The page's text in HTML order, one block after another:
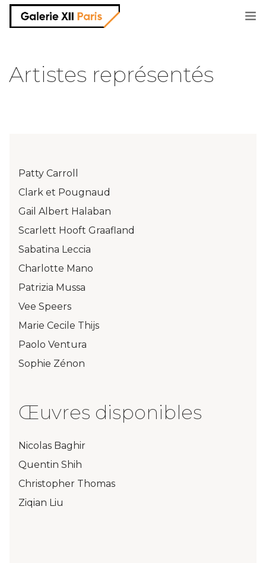
contact
Artistes représentés
Patty Carroll
Clark et Pougnaud
Gail Albert Halaban
Scarlett Hooft Graafland
Sabatina Leccia
Charlotte Mano
Patrizia Mussa
Vee Speers
Marie Cecile Thijs
Paolo Ventura
Sophie Zénon
Œuvres disponibles
Nicolas Baghir
Quentin Shih
Christopher Thomas
Ziqian Liu